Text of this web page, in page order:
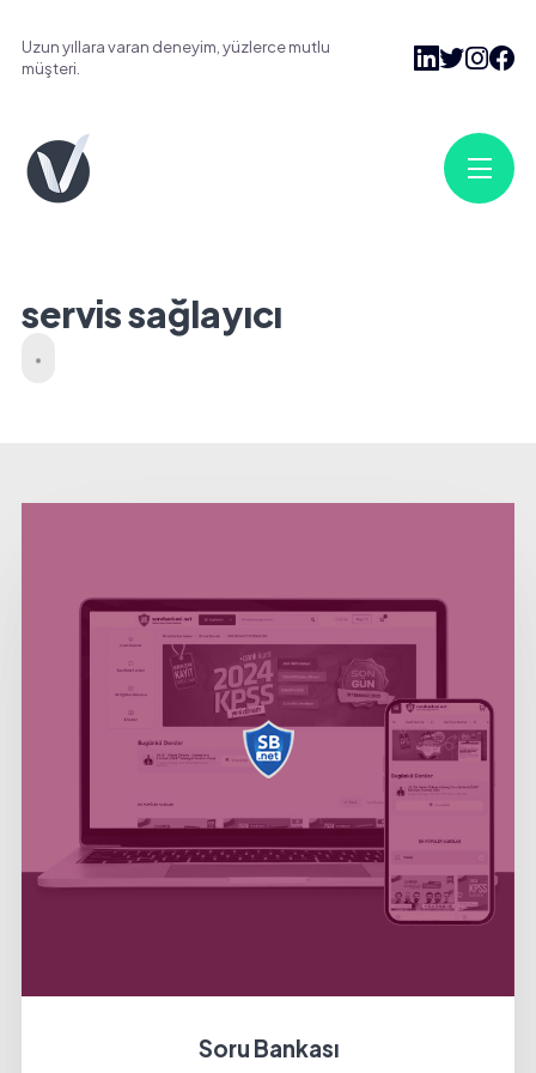
Uzun yıllara varan deneyim, yüzlerce mutlu
müşteri.
servis sağlayıcı
Soru Bankası